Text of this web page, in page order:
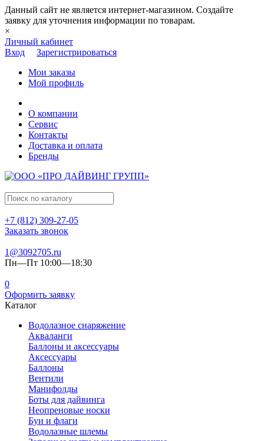
Данный сайт не является интернет-магазином. Создайте
заявку для уточнения информации по товарам.
×
Личный кабинет
Вход
Зарегистрироваться
Мои заказы
Мой профиль
О компании
Сервис
Контакты
Доставка и оплата
Бренды
+7 (812) 309-27-05
Заказать звонок
1@3092705.ru
Пн—Пт 10:00—18:30
0
Оформить заявку
Каталог
Водолазное снаряжение
Акваланги
Баллоны и аксессуары
Аксессуары
Баллоны
Вентили
Манифолды
Боты для дайвинга
Неопреновые носки
Буи и флаги
Водолазные шлемы